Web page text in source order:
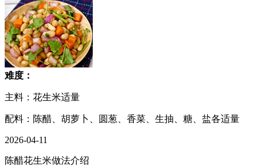
难度：
主料：花生米适量
配料：陈醋、胡萝卜、圆葱、香菜、生抽、糖、盐各适量
2026-04-11
陈醋花生米做法介绍